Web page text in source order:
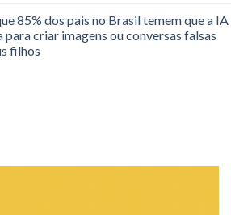
85% dos pais no Brasil temem que a IA
para criar imagens ou conversas falsas
filhos